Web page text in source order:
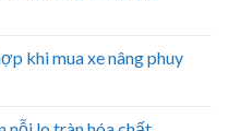
khi mua xe nâng phuy